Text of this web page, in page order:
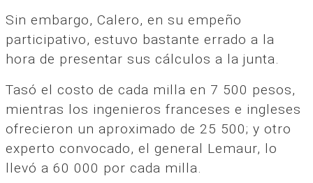
Sin embargo, Calero, en su empeño
participativo, estuvo bastante errado a la
hora de presentar sus cálculos a la junta.
Tasó el costo de cada milla en 7 500 pesos,
mientras los ingenieros franceses e ingleses
ofrecieron un aproximado de 25 500; y otro
experto convocado, el general Lemaur, lo
llevó a 60 000 por cada milla.